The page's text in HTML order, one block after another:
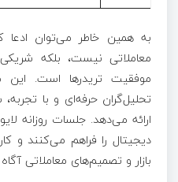
به همین خاطر می‌توان ادعا
معاملاتی نیست، بلکه
موفقیت تریدرها است. این
تحلیل‌گران حرفه‌ای و با
ارائه می‌دهد. جلسات روزانه
دیجیتال را فراهم می‌کنند و
بازار و تصمیم‌های معاملاتی